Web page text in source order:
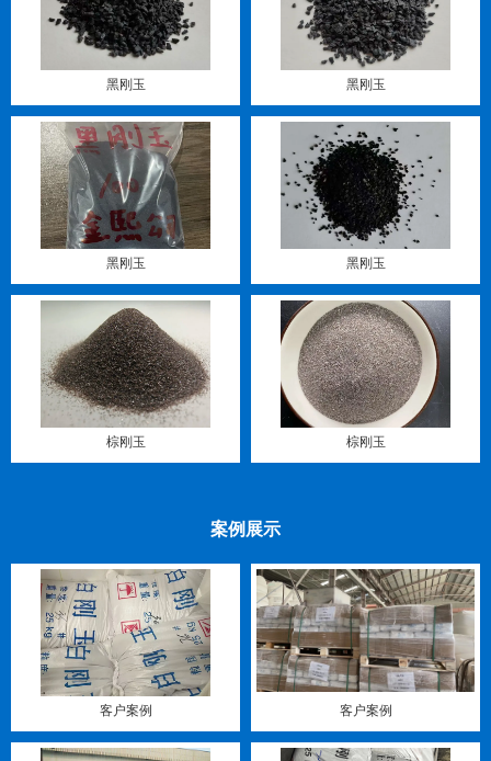
黑刚玉 黑刚玉
黑刚玉 黑刚玉
棕刚玉 棕刚玉
案例展示
客户案例 客户案例